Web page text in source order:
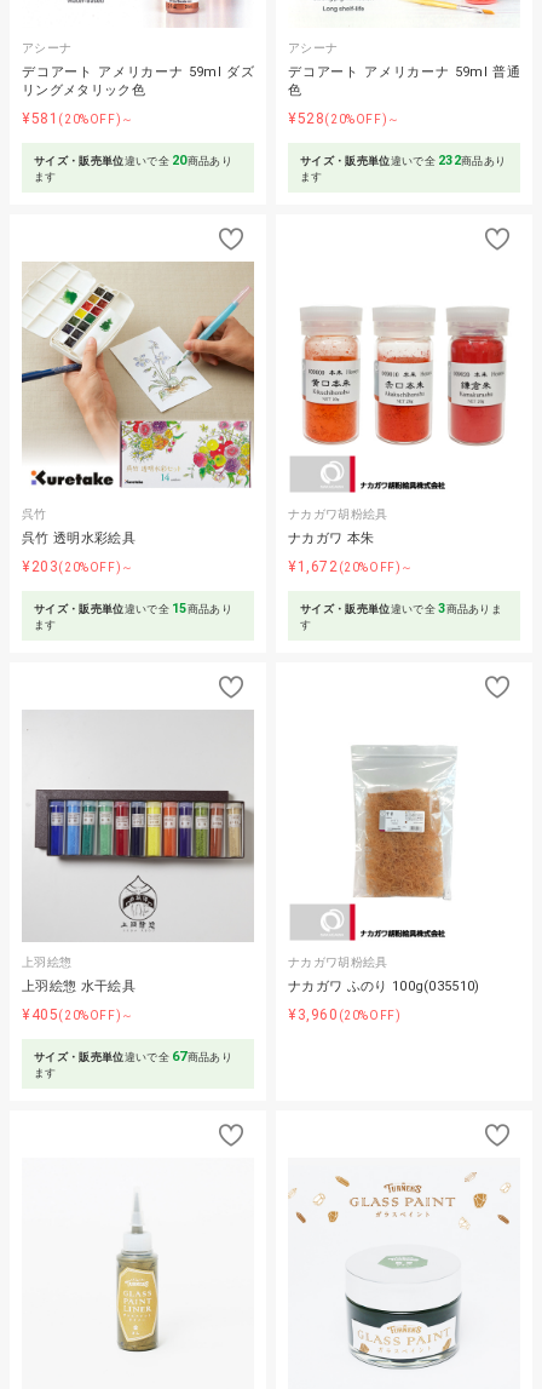
アシーナ
デコアート アメリカーナ 59ml ダズ
リングメタリック色
¥581 (20%OFF)～
サイズ・販売単位違いで全 20商品あり
ます
アシーナ
デコアート アメリカーナ 59ml 普通
色
¥528(20%OFF)～
サイズ・販売単位違いで全 232商品あり
ます
呉竹
呉竹 透明水彩絵具
¥203(20%OFF)～
サイズ・販売単位違いで全 15商品あり
ます
ナカガワ胡粉絵具
ナカガワ 本朱
¥1,672 (20%OFF)～
サイズ・販売単位違いで全3商品ありま
す
上羽絵惣
上羽絵惣 水干絵具
¥405(20%OFF)～
サイズ・販売単位違いで全 67商品あり
ます
ナカガワ胡粉絵具
ナカガワ ふのり 100g(035510)
¥3,960 (20%OFF)